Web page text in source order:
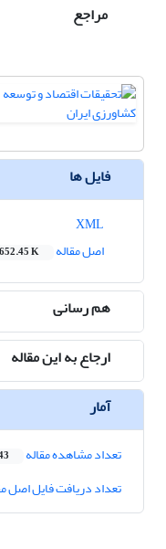
مراجع
فایل ها
اصل مقاله
652.45 K
هم رسانی
ارجاع به این مقاله
آمار
تعداد مشاهده مقاله
تعداد دریافت فایل اصل